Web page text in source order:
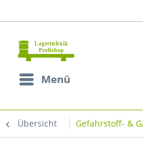
Zahlung auf
Menü
Übersicht Gefahrstoff- &